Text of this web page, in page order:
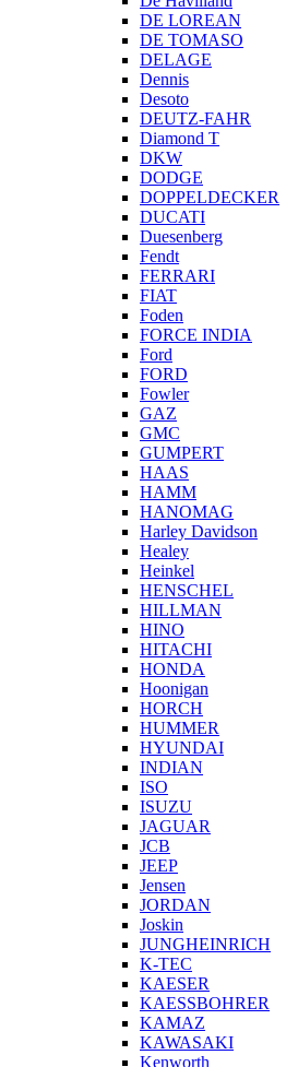
DE LOREAN
DE TOMASO
DELAGE
Dennis
Desoto
DEUTZ-FAHR
Diamond T
DKW
DODGE
DOPPELDECKER
DUCATI
Duesenberg
Fendt
FERRARI
FIAT
Foden
FORCE INDIA
Ford
FORD
Fowler
GAZ
GMC
GUMPERT
HAAS
HAMM
HANOMAG
Harley Davidson
Healey
Heinkel
HENSCHEL
HILLMAN
HINO
HITACHI
HONDA
Hoonigan
HORCH
HUMMER
HYUNDAI
INDIAN
ISO
ISUZU
JAGUAR
JCB
JEEP
Jensen
JORDAN
Joskin
JUNGHEINRICH
K-TEC
KAESER
KAESSBOHRER
KAMAZ
KAWASAKI
Kenworth